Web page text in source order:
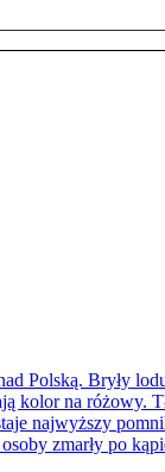
Polską. Bryły
kolor na różowy.
najwyższy
zmarły po